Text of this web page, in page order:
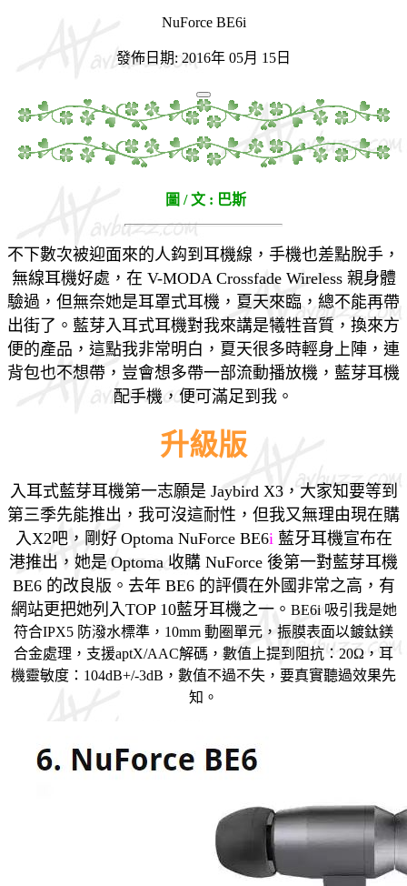
NuForce BE6i
發佈日期: 2016年 05月 15日
圖 / 文 : 巴斯
不下數次被迎面來的人鈎到耳機線，手機也差點脫手 ，
無線耳機好處， 在 V-MODA Crossfade Wireless 親身體
驗過，但無奈她是耳罩式耳機， 夏天來臨，總不能再帶
出街了。藍芽入耳式耳機對我來講是犧牲音質， 換來方
便的產品，這點我非常明白，夏天很多時輕身上陣，連
背包也不想帶， 豈會想多帶一部流動播放機，藍芽耳機
配手機，便可滿足到我。
升級版
入耳式藍芽耳機第一志願是 Jaybird X3，大家知要等到
第三季先能推出，我可沒這耐性， 但我又無理由現在購
入X2吧，剛好 Optoma NuForce BE6i藍牙耳機宣布在
港推出 ，她是 Optoma 收購 NuForce 後第一對藍芽耳機
BE6 的改良版 。 去年 BE6 的評價在外國非常之高，有
網站更把她列入TOP 10藍牙耳機之一。 BE6i 吸引我是她
符合IPX5 防潑水標準，10mm 動圈單元，振膜表面以鍍鈦鎂
合金處理，支援aptX/AAC解碼，數值上提到阻抗：20Ω，耳
機靈敏度：104dB+/-3dB，數值不過不失，要真實聽過效果先
知。